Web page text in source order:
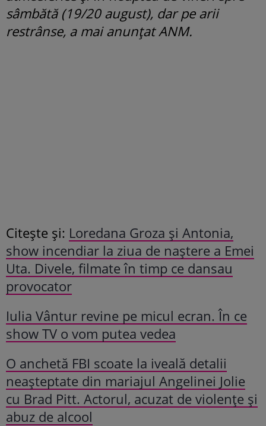
sâmbătă (19/20 august), dar pe arii
restrânse, a mai anunțat ANM.
Citește și: Loredana Groza și Antonia,
show incendiar la ziua de naștere a Emei
Uta. Divele, filmate în timp ce dansau
provocator
Iulia Vântur revine pe micul ecran. În ce
show TV o vom putea vedea
O anchetă FBI scoate la iveală detalii
neașteptate din mariajul Angelinei Jolie
cu Brad Pitt. Actorul, acuzat de violențe și
abuz de alcool